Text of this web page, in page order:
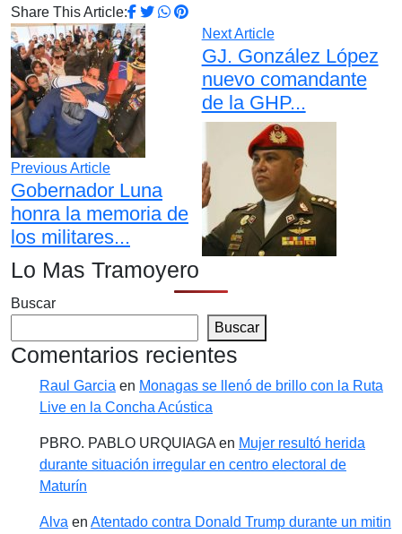
Share This Article:
Previous Article
Gobernador Luna
honra la memoria de
los militares...
Next Article
GJ. González López
nuevo comandante
de la GHP...
Lo Mas Tramoyero
Buscar
Buscar
Comentarios recientes
Raul Garcia en Monagas se llenó de brillo con la Ruta
Live en la Concha Acústica
PBRO. PABLO URQUIAGAen Mujer resultó herida
durante situación irregular en centro electoral de
Maturín
Alva en Atentado contra Donald Trump durante un mitin